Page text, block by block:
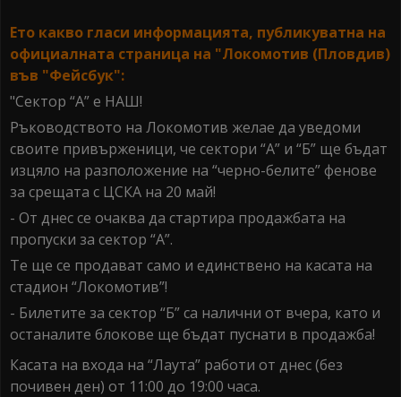
Ето какво гласи информацията, публикуватна на
официалната страница на "Локомотив (Пловдив)
във "Фейсбук":
"Сектор “А” е НАШ!
Ръководството на Локомотив желае да уведоми
своите привърженици, че сектори “А” и “Б” ще бъдат
изцяло на разположение на “черно-белите” фенове
за срещата с ЦСКА на 20 май!
- От днес се очаква да стартира продажбата на
пропуски за сектор “А”.
Те ще се продават само и единствено на касата на
стадион “Локомотив”!
- Билетите за сектор “Б” са налични от вчера, като и
останалите блокове ще бъдат пуснати в продажба!
Касата на входа на “Лаута” работи от днес (без
почивен ден) от 11:00 до 19:00 часа.